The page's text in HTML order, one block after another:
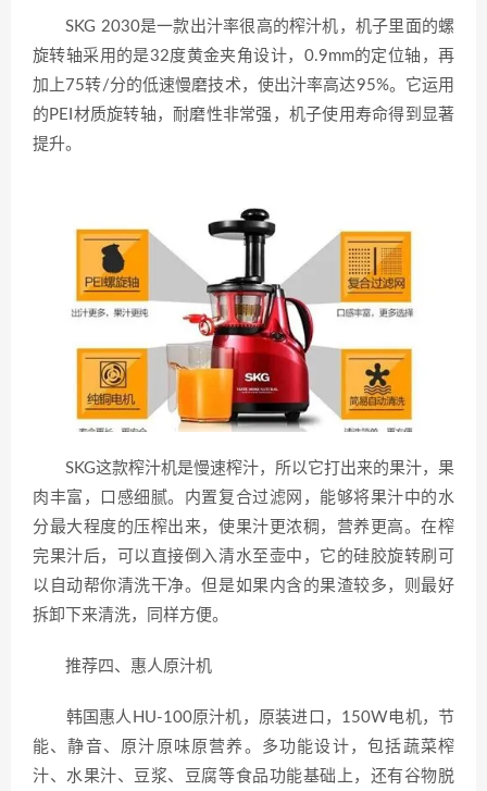
SKG 2030是一款出汁率很高的榨汁机，机子里面的螺
旋转轴采用的是32度黄金夹角设计，0.9mm的定位轴，再
加上75转/分的低速慢磨技术，使出汁率高达95%。它运用
的PEI材质旋转轴，耐磨性非常强，机子使用寿命得到显著
提升。
SKG这款榨汁机是慢速榨汁，所以它打出来的果汁，果
肉丰富，口感细腻。内置复合过滤网，能够将果汁中的水
分最大程度的压榨出来，使果汁更浓稠，营养更高。在榨
完果汁后，可以直接倒入清水至壶中，它的硅胶旋转刷可
以自动帮你清洗干净。但是如果内含的果渣较多，则最好
拆卸下来清洗，同样方便。
推荐四、惠人原汁机
韩国惠人HU-100原汁机，原装进口，150W电机，节
能、静音、原汁原味原营养。多功能设计，包括蔬菜榨
汁、水果汁、豆浆、豆腐等食品功能基础上，还有谷物脱